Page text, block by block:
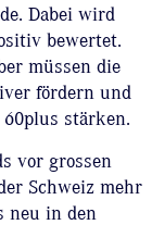
Dabei wird
bewertet.
müssen die
fördern und
stärken.
vor grossen
Schweiz mehr
neu in den